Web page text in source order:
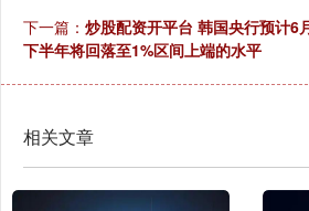
下一篇： 炒股配资开平台 韩国央行预计6
下半年将回落至1%区间上端的水平
相关文章